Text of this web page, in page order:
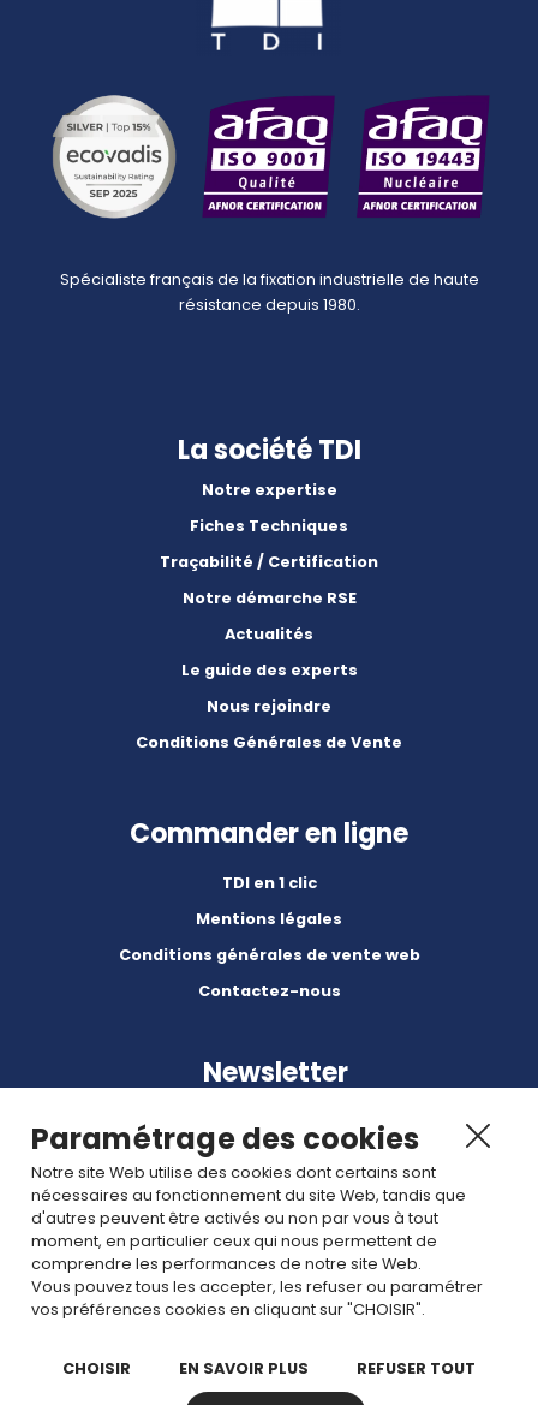
Spécialiste français de la fixation industrielle de haute
résistance depuis 1980.
La société TDI
Notre expertise
Fiches Techniques
Traçabilité / Certification
Notre démarche RSE
Actualités
Le guide des experts
Nous rejoindre
Conditions Générales de Vente
Commander en ligne
TDI en 1 clic
Mentions légales
Conditions générales de vente web
Contactez-nous
Newsletter
Abonnez-vous à nos dernières nouvelles et articles.
Rejoignez nous
Paramétrage des cookies
Notre site Web utilise des cookies dont certains sont
nécessaires au fonctionnement du site Web, tandis que
d'autres peuvent être activés ou non par vous à tout
moment, en particulier ceux qui nous permettent de
comprendre les performances de notre site Web.
Vous pouvez tous les accepter, les refuser ou paramétrer
vos préférences cookies en cliquant sur "CHOISIR".
CHOISIR EN SAVOIR PLUS REFUSER TOUT